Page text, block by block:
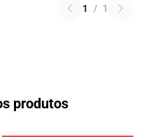
1 / 1
produtos